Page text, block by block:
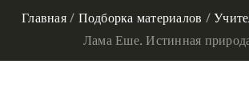
Главная/ Подборка материалов /
Лама Еше. Истинная